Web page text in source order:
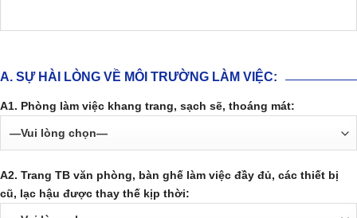
A. SỰ HÀI LÒNG VỀ MÔI TRƯỜNG LÀM VIỆC:
A1. Phòng làm việc khang trang, sạch sẽ, thoáng mát:
A2. Trang TB văn phòng, bàn ghế làm việc đầy đủ, các thiết bị
cũ, lạc hậu được thay thế kịp thời: